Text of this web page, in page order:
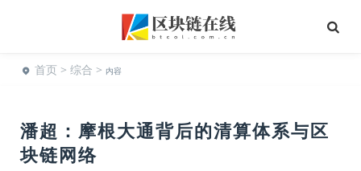
首页 > 综合 > 内容
潘超：摩根大通背后的清算体系与区
块链网络